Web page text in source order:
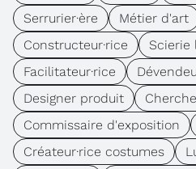
Serrurier·ère
Métier d'art
Constructeur·rice
Scierie
Facilitateur·rice
Designer produit
Commissaire d'exposition
Créateur·rice costumes